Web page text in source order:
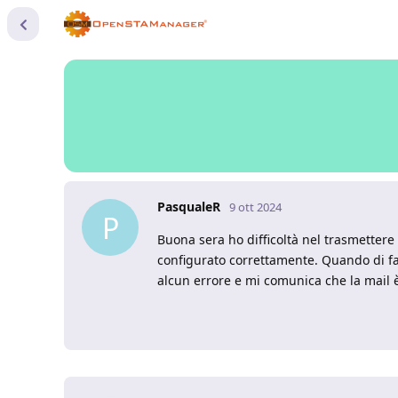
P
PasqualeR 9 ott 2024
Buona sera ho difficoltà nel
configurato correttamente. Quando di
alcun errore e mi comunica che la